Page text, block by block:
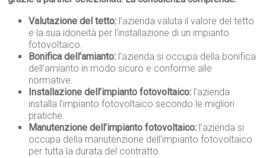
Valutazione del tetto: l’azienda valuta il valore del tetto
e la sua idoneità per l’installazione di un impianto
fotovoltaico.
Bonifica dell’amianto: l’azienda si occupa della bonifica
dell’amianto in modo sicuro e conforme alle
normative.
Installazione dell’impianto fotovoltaico: l’azienda
installa l’impianto fotovoltaico secondo le migliori
pratiche.
Manutenzione dell’impianto fotovoltaico: l’azienda si
occupa della manutenzione dell’impianto fotovoltaico
per tutta la durata del contratto.